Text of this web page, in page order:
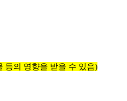
등의 영향을 받을 수 있음)